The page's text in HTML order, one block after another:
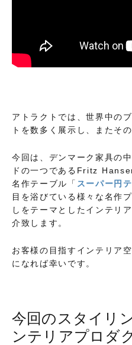
アトラクトでは、世界中の
トを数多く展示し、またそ
今回は、デンマーク家具の
ドの一つであるFritz
名作テーブル「 スーパー円
目を浴びている様々な名作
しをテーマとしたインテリ
介致します。
お客様の目指すインテリア
になれば幸いです。
今回のスタイリ
ンテリアプロダ